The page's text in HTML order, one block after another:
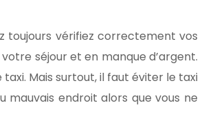
toujours vérifiez correctement vos
séjour et en manque d’argent.
Mais surtout, il faut éviter le taxi
endroit alors que vous ne